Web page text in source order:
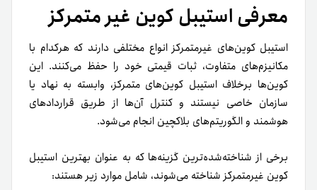
معرفی استیبل کوین غیر متمرکز
استیبل‌ کوین‌های‌ غیر‌متمرکز‌ انواع‌ مختلفی‌ دارند که‌ هر‌کدام‌ با‌
مکانیزم‌های‌ متفاوت، ثبات‌ قیمتی‌ خود‌ را‌ حفظ‌ می‌کنند. این‌
کوین‌ها‌ برخلاف‌ استیبل‌ کوین‌های‌ متمرکز‌، وابسته‌ به‌ نهاد‌ یا‌
سازمان‌ خاصی‌ نیستند و‌ کنترل‌ آن‌ها‌ از‌ طریق‌ قراردادهای‌
هوشمند‌ و‌ الگوریتم‌های‌ بلاکچین‌ انجام‌ می‌شود.
برخی‌ از‌ شناخته‌شده‌ترین‌ گزینه‌ها‌ که‌ به‌ عنوان‌ بهترین‌ استیبل‌
کوین‌ غیر‌متمرکز‌ شناخته‌ می‌شوند، شامل‌ موارد زیر‌ هستند: